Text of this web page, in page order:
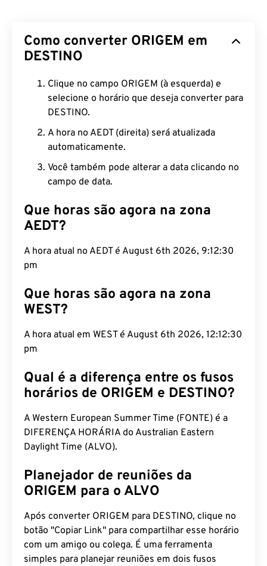
Como converter ORIGEM em
DESTINO
Clique no campo ORIGEM (à esquerda) e
selecione o horário que deseja converter para
DESTINO.
A hora no AEDT (direita) será atualizada
automaticamente.
Você também pode alterar a data clicando no
campo de data.
Que horas são agora na zona
AEDT?
A hora atual no AEDT é August 6th 2026, 9:12:30
pm
Que horas são agora na zona
WEST?
A hora atual em WEST é August 6th 2026, 12:12:30
pm
Qual é a diferença entre os fusos
horários de ORIGEM e DESTINO?
A Western European Summer Time (FONTE) é a
DIFERENÇA HORÁRIA do Australian Eastern
Daylight Time (ALVO).
Planejador de reuniões da
ORIGEM para o ALVO
Após converter ORIGEM para DESTINO, clique no
botão "Copiar Link" para compartilhar esse horário
com um amigo ou colega. É uma ferramenta
simples para planejar reuniões em dois fusos